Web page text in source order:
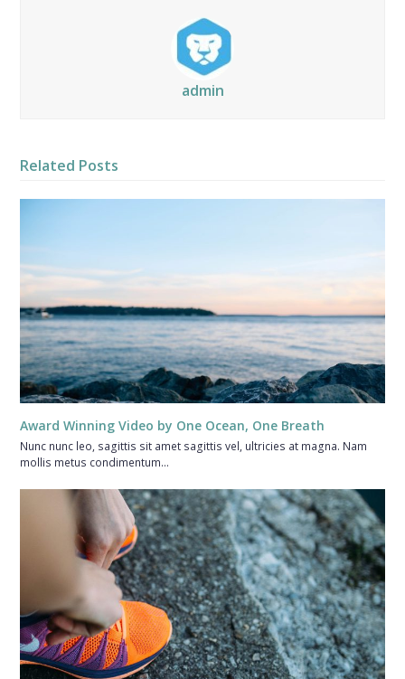
admin
Related Posts
Award Winning Video by One Ocean, One Breath
Nunc nunc leo, sagittis sit amet sagittis vel, ultricies at magna. Nam
mollis metus condimentum…